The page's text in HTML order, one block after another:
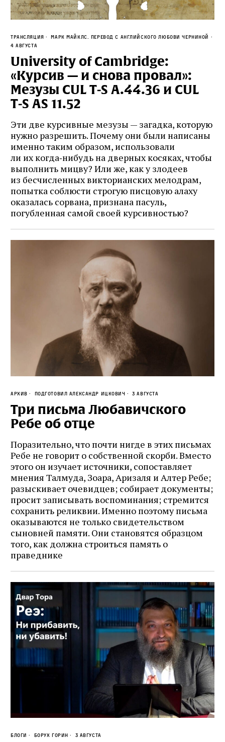
трансляция
Марк Майклс. Перевод с английского Любови Черниной
4 августа
University of Cambridge:
«Курсив — и снова провал»:
Мезузы CUL T‑S A.44.36 и CUL
T‑S AS 11.52
Эти две курсивные мезузы — загадка, которую
нужно разрешить. Почему они были написаны
именно таким образом, использовали
ли их когда‑нибудь на дверных косяках, чтобы
выполнить мицву? Или же, как у злодеев
из бесчисленных викторианских мелодрам,
попытка соблюсти строгую писцовую алаху
оказалась сорвана, признана пасуль,
погубленная самой своей курсивностью?
Архив Подготовил Александр Ицкович 3 августа
Три письма Любавичского
Ребе об отце
Поразительно, что почти нигде в этих письмах
Ребе не говорит о собственной скорби. Вместо
этого он изучает источники, сопоставляет
мнения Талмуда, Зоара, Аризаля и Алтер Ребе;
разыскивает очевидцев; собирает документы;
просит записывать воспоминания; стремится
сохранить реликвии. Именно поэтому письма
оказываются не только свидетельством
сыновней памяти. Они становятся образцом
того, как должна строиться память о
праведнике
Блоги Борух Горин 3 августа